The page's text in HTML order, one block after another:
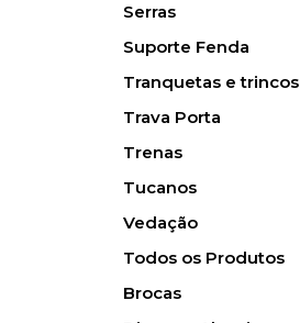
Serras
Suporte Fenda
Tranquetas e trincos
Trava Porta
Trenas
Tucanos
Vedação
Todos os Produtos
Brocas